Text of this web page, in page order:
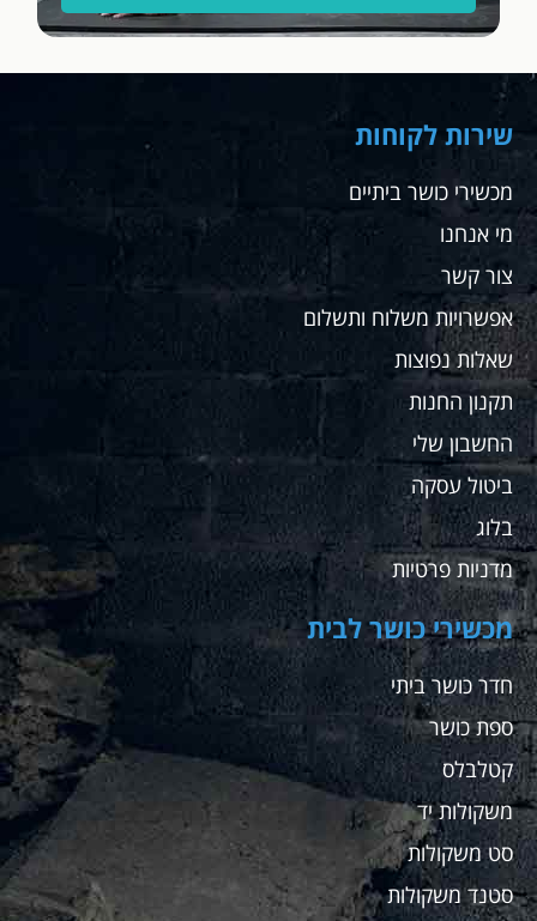
תשלום,
רבה.
מאוד
שירות לקוחות
מכשירי כושר ביתיים
מי אנחנו
צור קשר
אפשרויות משלוח ותשלום
שאלות נפוצות
תקנון החנות
החשבון שלי
ביטול עסקה
בלוג
מדניות פרטיות
מכשירי כושר לבית
חדר כושר ביתי
ספת כושר
קטלבלס
משקולות יד
סט משקולות
סטנד משקולות